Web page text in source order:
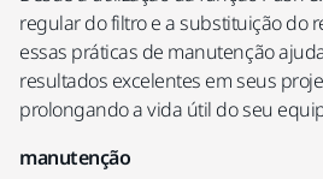
regular do filtro e a substituição do
essas práticas de manutenção
resultados excelentes em seus
prolongando a vida útil do seu
manutenção